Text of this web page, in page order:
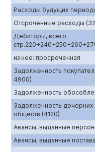
Расходы будущих
Отсроченные расходы
Дебиторы, всего
из нее: просроченная
Задолженность
4900)
Задолженность
Задолженность дочерних
обществ (4120)
Авансы, выданные
Авансы, выданные